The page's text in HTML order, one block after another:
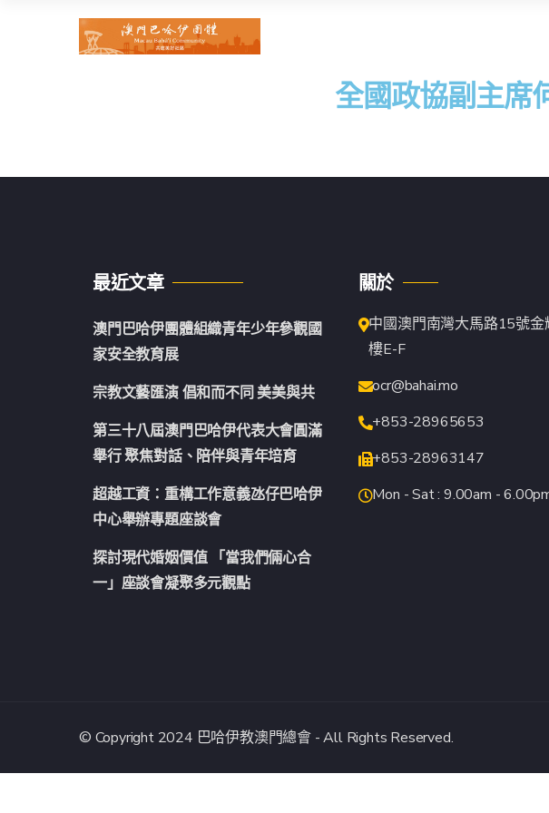
全國政協副主席
最近文章
澳門巴哈伊團體組織青年少年參觀國
家安全教育展
宗教文藝匯演 倡和而不同 美美與共
第三十八屆澳門巴哈伊代表大會圓滿
舉行 聚焦對話、陪伴與青年培育
超越工資：重構工作意義氹仔巴哈伊
中心舉辦專題座談會
探討現代婚姻價值 「當我們倆心合
一」座談會凝聚多元觀點
關於
中國澳門南灣大馬路15號金
樓E-F
ocr@bahai.mo
+853-28965653
+853-28963147
Mon - Sat : 9.00am -
© Copyright 2024 巴哈伊教澳門總會 - All Rights Reserved.